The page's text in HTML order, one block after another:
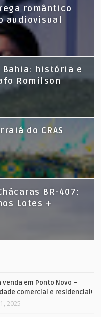
romântico
audiovisual
Bahia: história e
Romilson
do CRAS
BR-407:
Lotes +
em Ponto Novo –
comercial e residencial!
2025